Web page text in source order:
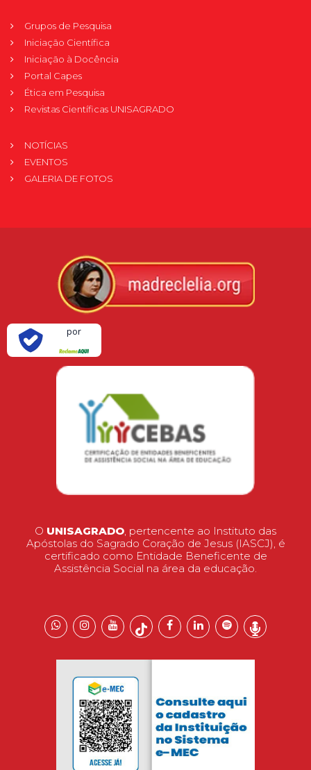
Grupos de Pesquisa
Iniciação Científica
Iniciação à Docência
Portal Capes
Ética em Pesquisa
Revistas Científicas UNISAGRADO
NOTÍCIAS
EVENTOS
GALERIA DE FOTOS
por
O UNISAGRADO, pertencente ao Instituto das
Apóstolas do Sagrado Coração de Jesus (IASCJ), é
certificado como Entidade Beneficente de
Assistência Social na área da educação.